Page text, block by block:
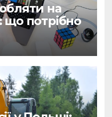
на
що потрібно